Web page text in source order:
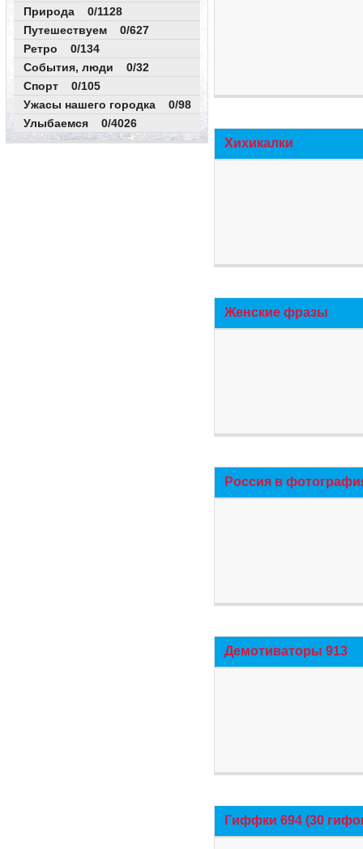
Природа 0/1128
Путешествуем 0/627
Ретро 0/134
События, люди 0/32
Спорт 0/105
Ужасы нашего городка 0/98
Улыбаемся 0/4026
Хихикалки
Женские фразы
Россия в
Демотиваторы 913
Гиффки 694 (30